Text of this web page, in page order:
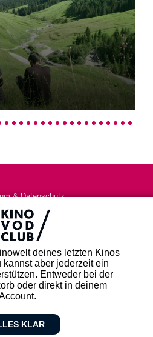
deines letzten Kinos
aber jederzeit ein
Entweder bei der
oder direkt in deinem
KLAR
& Datenschutz
AGB
Kontakt
FAQ
Partner